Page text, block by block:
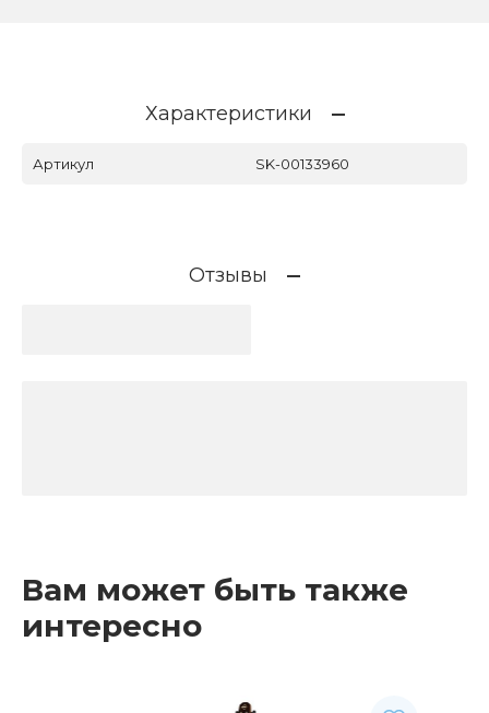
Характеристики
Артикул SK-00133960
Отзывы
Вам может быть также
интересно